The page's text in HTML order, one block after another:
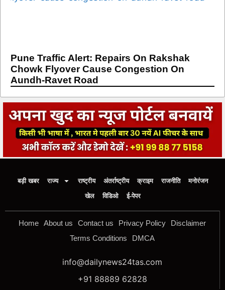
Pune Traffic Alert: Repairs On Rakshak
Chowk Flyover Cause Congestion On
Aundh-Ravet Road
बड़ी खबर राज्य राष्ट्रीय अंतर्राष्ट्रीय क्राइम राजनीति
मनोरंजन
खेल
विडिओ ई-पेपर
Home About us Contact us Privacy Policy
Disclaimer
Terms Conditions
DMCA
info@dailynews24tas.com
+91 88889 62828